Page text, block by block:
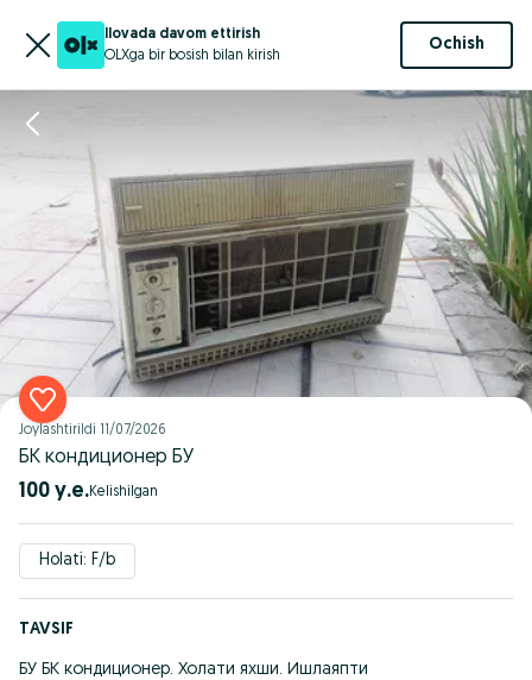
Ilovada davom ettirish
OLXga bir bosish bilan kirish
Ochish
Joylashtirildi 11/07/2026
БК кондиционер БУ
100 у.е.
Holati: F/b
TAVSIF
БУ БК кондиционер. Холати яхши. Ишлаяпти